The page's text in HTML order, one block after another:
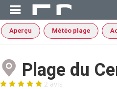
Aperçu Météo plage
Plage du
2 avis